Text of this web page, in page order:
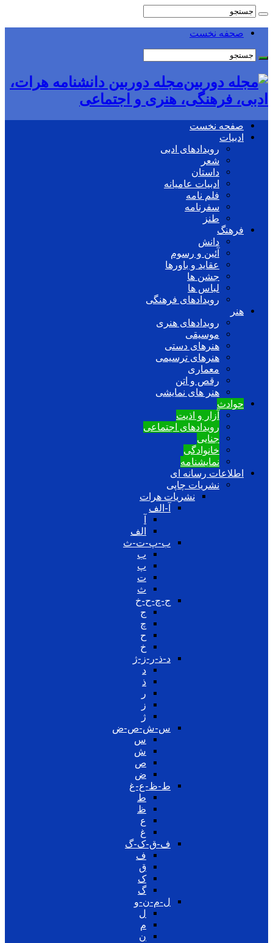
صحفه نخست
مجله دوربین دانشنامه هرات،
ادبی، فرهنگی، هنری و اجتماعی
صفحه نخست
ادبیات
رویدادهای ادبی
شعر
داستان
ادبیات عامیانه
فلم نامه
سفرنامه
طنز
فرهنگ
دانش
آئین و رسوم
عقاید و باورها
جشن ها
لباس ها
رویدادهای فرهنگی
هنر
رویدادهای هنری
موسیقی
هنرهای دستی
هنرهای ترسیمی
معماری
رقص و اتن
هنر های نمایشی
حوادث
آزار و اذیت
رویدادهای اجتماعی
جنایی
خانوادگی
نمایشنامه
اطلاعات رسانه ای
نشریات چاپی
نشریات هرات
آ-الف
آ
الف
ب-پ-ت-ث
ب
پ
ت
ث
ج-چ-ح-خ
ج
چ
ح
خ
د-ذ-ر-ز-ژ
د
ذ
ر
ز
ژ
س-ش-ص-ض
س
ش
ص
ض
ط-ظ-ع-غ
ط
ظ
ع
غ
ف-ق-ک-گ
ف
ق
ک
گ
ل-م-ن-و
ل
م
ن